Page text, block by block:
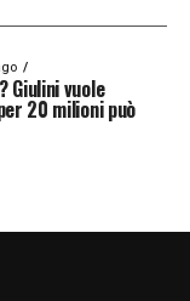
Giulini vuole
20 milioni può